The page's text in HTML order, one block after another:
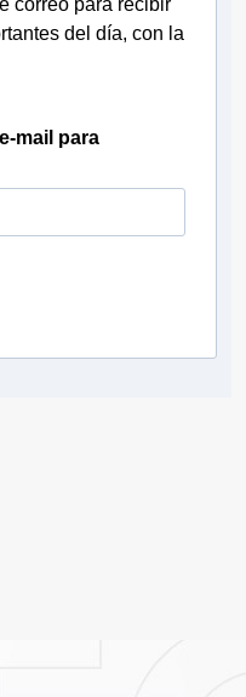
correo para recibir
del día, con la
mail para